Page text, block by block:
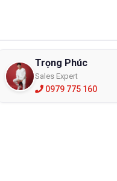
Trọng Phúc
Sales Expert
0979 775 160